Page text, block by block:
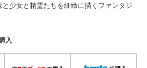
少女と精霊たちを細緻に描くファンタジ
入